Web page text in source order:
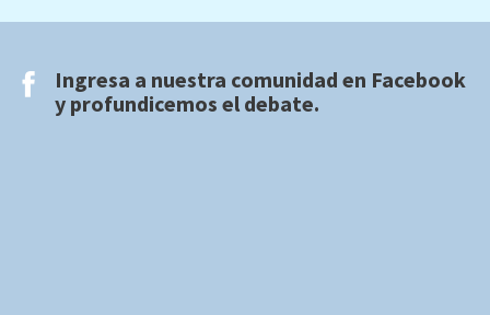
Ingresa a nuestra comunidad en Facebook
y profundicemos el debate.